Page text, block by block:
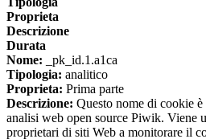
Proprieta
Descrizione
Durata
Nome: _pk_id.1.a1ca
Tipologia: analitico
Proprieta: Prima parte
Descrizione: Questo nome di cookie
analisi web open source Piwik. Viene
proprietari di siti Web a monitorare il